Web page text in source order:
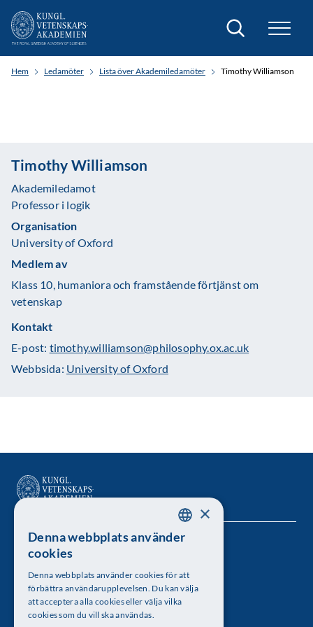
Sök
Hem Ledamöter Lista över Akademiledamöter Timothy Williamson
Timothy Williamson
Akademiledamot
Professor i logik
Organisation
University of Oxford
Medlem av
Klass 10, humaniora och framstående förtjänst om
vetenskap
Kontakt
E-post: timothy.williamson@philosophy.ox.ac.uk
Webbsida: University of Oxford
Kungl. Vetenskapsakademien
Besöksadress: Lilla Frescativägen 4A
Telefon: 08-673 95 00
SWEDISH
×
Denna webbplats använder
cookies
Denna webbplats använder cookies för att
förbättra användarupplevelsen. Du kan välja
att acceptera alla cookies eller välja vilka
cookies som du vill ska användas.